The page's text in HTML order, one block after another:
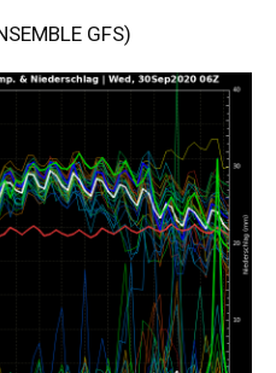
GFS)